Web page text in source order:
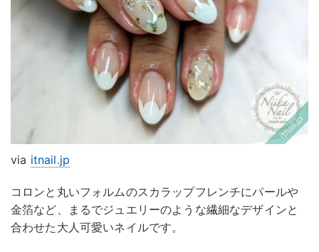
via itnail.jp
コロンと丸いフォルムのスカラップフレンチにパールや
金箔など、まるでジュエリーのような繊細なデザインと
合わせた大人可愛いネイルです。